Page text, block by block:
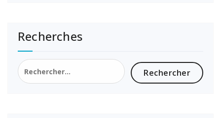
Recherches
Rechercher :